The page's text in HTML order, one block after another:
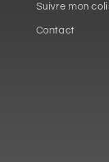
Suivre mon
Contact